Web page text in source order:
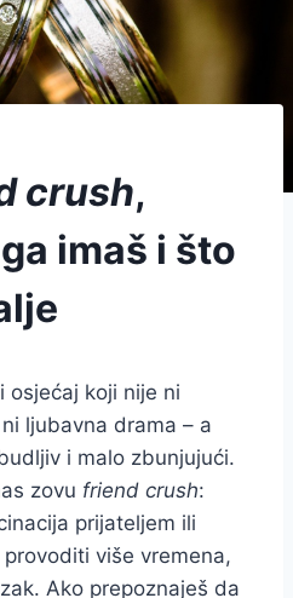
crush,
imaš i što
osjećaj koji nije ni
ljubavna drama – a
i malo zbunjujući.
zovu friend crush:
prijateljem ili
više vremena,
Ako prepoznaješ da